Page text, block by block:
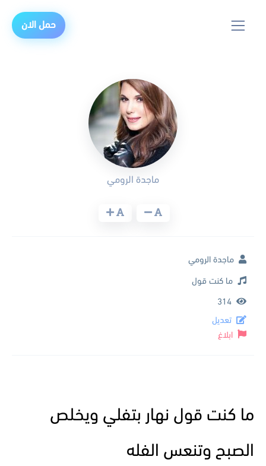
حمل الان
ما كنت قول نهار بتفلي ويخلص
الصبح وتنعس الفله
ماجدة الرومي
ماجدة الرومي
ما كنت قول
314
تعديل
ابلاغ